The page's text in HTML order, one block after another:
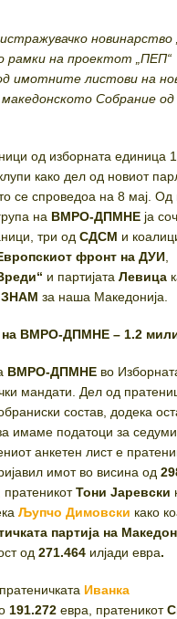
новинарство
рамки на проектот
имотните листови на
Собрание
од изборната единица
како дел од новиот
се спроведоа на 8 мај. Од
на ВМРО-ДПМНЕ ја
три од СДСМ и
фронт на ДУИ
и партијата Левица
ЗНАМ за наша Македонија.
на ВМРО-ДПМНЕ – 1.2
ВМРО-ДПМНЕ во
мандати. Дел од
состав, додека
имаме податоци за
анкетен лист е
имот во висина од
Тони Јаревски
Љупчо Димовски како
партија на
од 271.464 илјади евра.
Иванка
191.272 евра, пратеникот